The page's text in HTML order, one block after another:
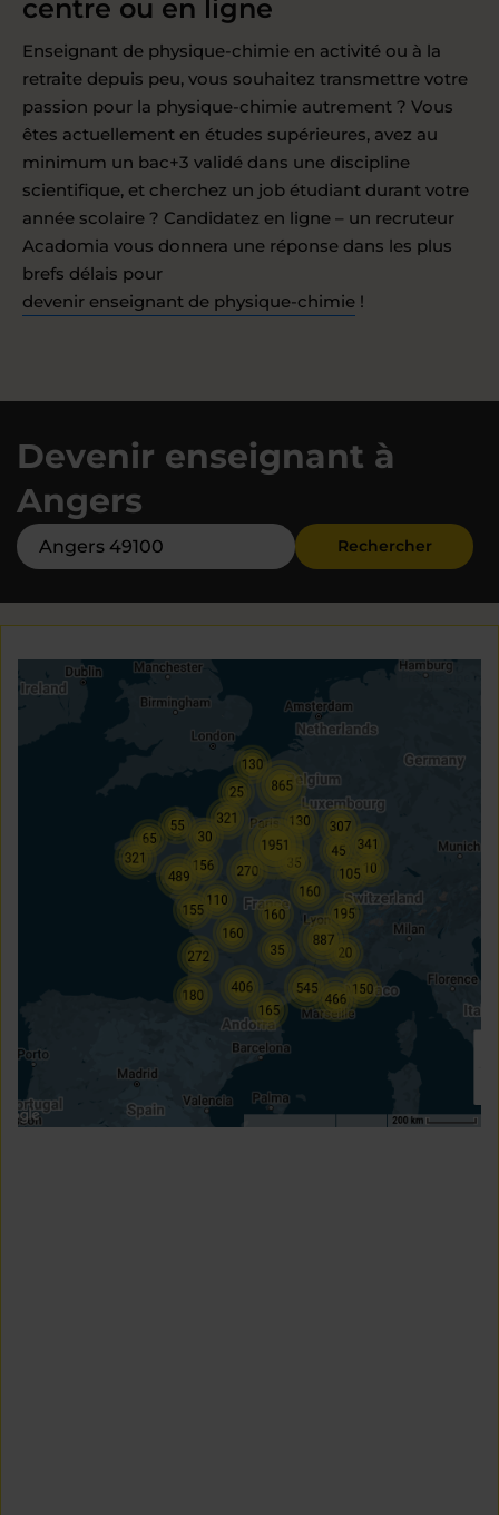
centre ou en ligne
Enseignant de physique-chimie en activité ou à la
retraite depuis peu, vous souhaitez transmettre votre
passion pour la physique-chimie autrement ? Vous
êtes actuellement en études supérieures, avez au
minimum un bac+3 validé dans une discipline
scientifique, et cherchez un job étudiant durant votre
année scolaire ? Candidatez en ligne – un recruteur
Acadomia vous donnera une réponse dans les plus
brefs délais pour
devenir enseignant de physique-chimie !
Devenir enseignant à
Angers
Rechercher